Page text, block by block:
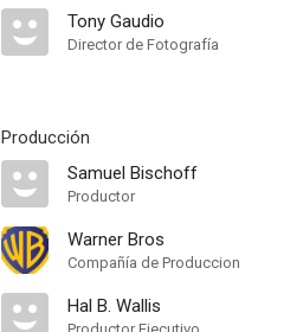
Tony Gaudio
Director de Fotografía
Producción
Samuel Bischoff
Productor
Warner Bros
Compañía de Produccion
Hal B. Wallis